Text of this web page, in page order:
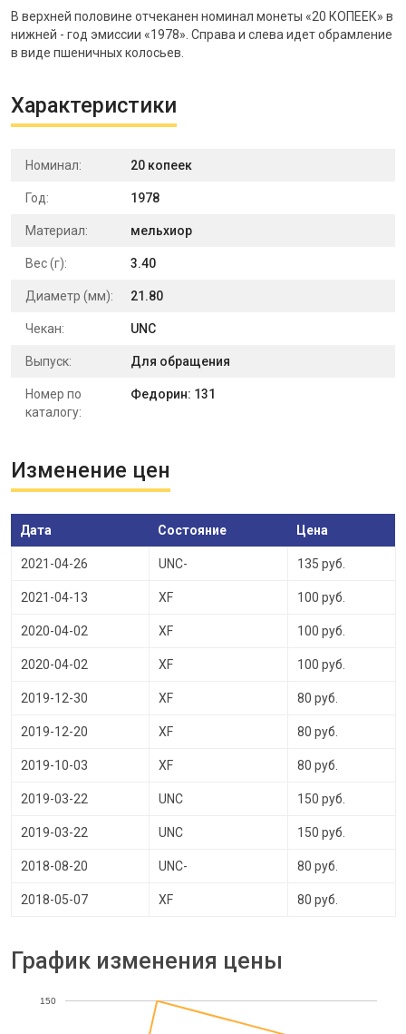
В верхней половине отчеканен номинал монеты «20 КОПЕЕК» в
нижней - год эмиссии «1978». Справа и слева идет обрамление
в виде пшеничных колосьев.
Характеристики
Номинал: 20 копеек
Год: 1978
Материал: мельхиор
Вес (г): 3.40
Диаметр (мм): 21.80
Чекан: UNC
Выпуск: Для обращения
Номер по
каталогу:
Федорин: 131
Изменение цен
Дата Состояние Цена
2021-04-26 UNC- 135 руб.
2021-04-13 XF 100 руб.
2020-04-02 XF 100 руб.
2020-04-02 XF 100 руб.
2019-12-30 XF 80 руб.
2019-12-20 XF 80 руб.
2019-10-03 XF 80 руб.
2019-03-22 UNC 150 руб.
2019-03-22 UNC 150 руб.
2018-08-20 UNC- 80 руб.
2018-05-07 XF 80 руб.
График изменения цены
150